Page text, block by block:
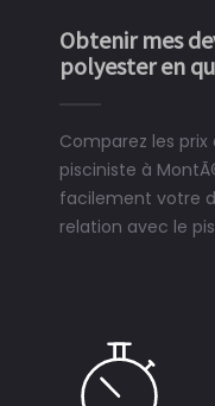
Obtenir mes
polyester en
Comparez les
pisciniste à
facilement votre
relation avec le